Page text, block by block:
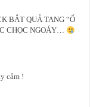
BẮT QUẢ TANG “Ổ
CHỌC NGOÁY…
cảm !